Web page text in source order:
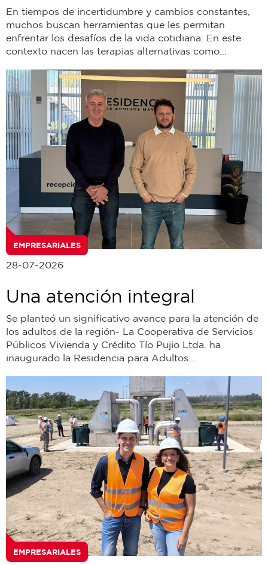
En tiempos de incertidumbre y cambios constantes,
muchos buscan herramientas que les permitan
enfrentar los desafíos de la vida cotidiana. En este
contexto nacen las terapias alternativas como...
EMPRESARIALES
28-07-2026
Una atención integral
Se planteó un significativo avance para la atención de
los adultos de la región- La Cooperativa de Servicios
Públicos Vivienda y Crédito Tío Pujio Ltda. ha
inaugurado la Residencia para Adultos...
EMPRESARIALES